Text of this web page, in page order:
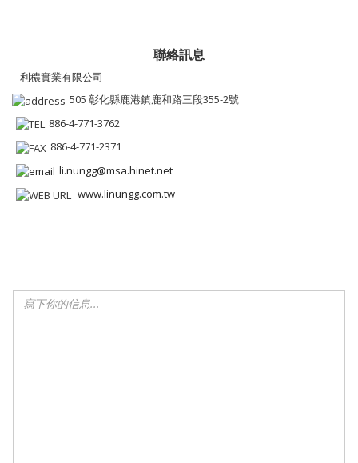
聯絡訊息
利穠實業有限公司
505 彰化縣鹿港鎮鹿和路三段355-2號
886-4-771-3762
886-4-771-2371
li.nungg@msa.hinet.net
www.linungg.com.tw